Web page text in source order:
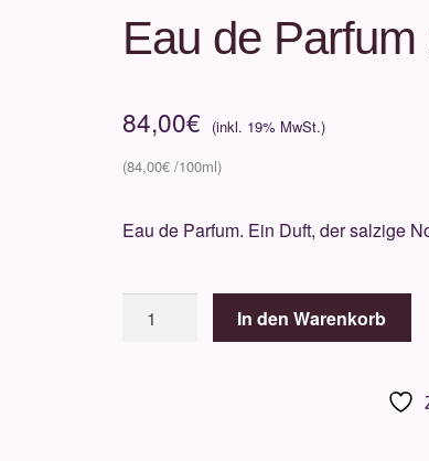
Eau de Parfum
84,00€
84,00€
Eau de Parfum. Ein Duft, der salzige
dell’ElbaClassica
In den Warenkorb